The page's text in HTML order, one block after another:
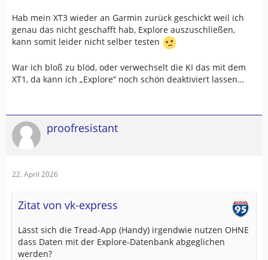
Hab mein XT3 wieder an Garmin zurück geschickt weil ich
genau das nicht geschafft hab, Explore auszuschließen,
kann somit leider nicht selber testen
War ich bloß zu blöd, oder verwechselt die KI das mit dem
XT1, da kann ich „Explore“ noch schön deaktiviert lassen…
proofresistant
22. April 2026
Zitat von vk-express
Lässt sich die Tread-App (Handy) irgendwie nutzen OHNE
dass Daten mit der Explore-Datenbank abgeglichen
werden?